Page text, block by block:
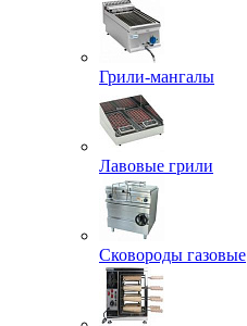
Грили-мангалы
Лавовые грили
Сковороды газовые